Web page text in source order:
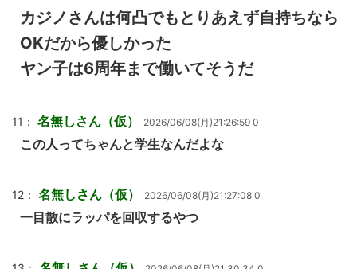
カジノさんは何凸でもとりあえず自持ちなら
OKだから優しかった
ヤン子は6周年まで働いてそうだ
11： 名無しさん（仮） 2026/06/08(月)21:26:59 0
この人ってちゃんと学生なんだよな
12： 名無しさん（仮） 2026/06/08(月)21:27:08 0
一目散にラッパを回収するやつ